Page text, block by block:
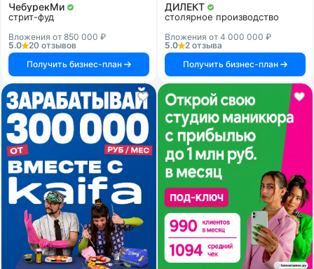
ЧебурекМи
стрит-фуд
Вложения от 850 000 ₽
5.0
20 отзывов
Получить бизнес-план
ДИЛЕКТ
столярное производство
Вложения от 4 000 000 ₽
5.0
2 отзыва
Получить бизнес-план